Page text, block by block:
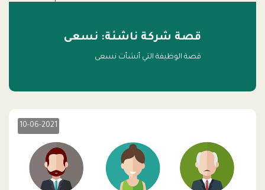
قصة شركة ناشئة: نسعى
قصة الوظيفة التي أنشأت نسعى
10-06-2021